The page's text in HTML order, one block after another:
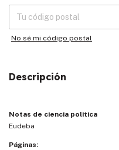
No sé mi código postal
Descripción
Notas de ciencia politica
Eudeba
Páginas: